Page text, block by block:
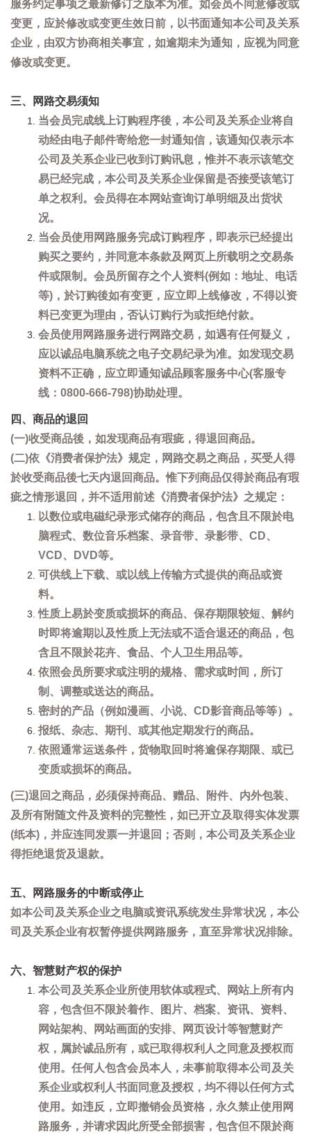
服务约定事项之最新修订之版本为准。如会员不同意修改或
变更，应於修改或变更生效日前，以书面通知本公司及关系
企业，由双方协商相关事宜，如逾期未为通知，应视为同意
修改或变更。
三、网路交易须知
当会员完成线上订购程序後，本公司及关系企业将自
动经由电子邮件寄给您一封通知信，该通知仅表示本
公司及关系企业已收到订购讯息，惟并不表示该笔交
易已经完成，本公司及关系企业保留是否接受该笔订
单之权利。会员得在本网站查询订单明细及出货状
况。
当会员使用网路服务完成订购程序，即表示已经提出
购买之要约，并同意本条款及网页上所载明之交易条
件或限制。会员所留存之个人资料(例如：地址、电话
等)，於订购後如有变更，应立即上线修改，不得以资
料已变更为理由，否认订购行为或拒绝付款。
会员使用网路服务进行网路交易，如遇有任何疑义，
应以诚品电脑系统之电子交易纪录为准。如发现交易
资料不正确，应立即通知诚品顾客服务中心(客服专
线：0800-666-798)协助处理。
四、商品的退回
(一)收受商品後，如发现商品有瑕疵，得退回商品。
(二)依《消费者保护法》规定，网路交易之商品，买受人得
於收受商品後七天内退回商品。惟下列商品仅得於商品有瑕
疵之情形退回，并不适用前述《消费者保护法》之规定：
以数位或电磁纪录形式储存的商品，包含且不限於电
脑程式、数位音乐档案、录音带、录影带、CD、
VCD、DVD等。
可供线上下载、或以线上传输方式提供的商品或资
料。
性质上易於变质或损坏的商品、保存期限较短、解约
时即将逾期以及性质上无法或不适合退还的商品，包
含且不限於花卉、食品、个人卫生用品等。
依照会员所要求或注明的规格、需求或时间，所订
制、调整或送达的商品。
密封的产品（例如漫画、小说、CD影音商品等等）。
报纸、杂志、期刊、或其他定期发行的商品。
依照通常运送条件，货物取回时将逾保存期限、或已
变质或损坏的商品。
(三)退回之商品，必须保持商品、赠品、附件、内外包装、
及所有附随文件及资料的完整性，如已开立及取得实体发票
(纸本)，并应连同发票一并退回；否则，本公司及关系企业
得拒绝退货及退款。
五、网路服务的中断或停止
如本公司及关系企业之电脑或资讯系统发生异常状况，本公
司及关系企业有权暂停提供网路服务，直至异常状况排除。
六、智慧财产权的保护
本公司及关系企业所使用软体或程式、网站上所有内
容，包含但不限於着作、图片、档案、资讯、资料、
网站架构、网站画面的安排、网页设计等智慧财产
权，属於诚品所有，或已取得权利人之同意及授权而
使用。任何人包含会员本人，未事前取得本公司及关
系企业或权利人书面同意及授权，均不得以任何方式
使用。如违反，立即撤销会员资格，永久禁止使用网
路服务，并请求因此所受全部损害，包含但不限於商